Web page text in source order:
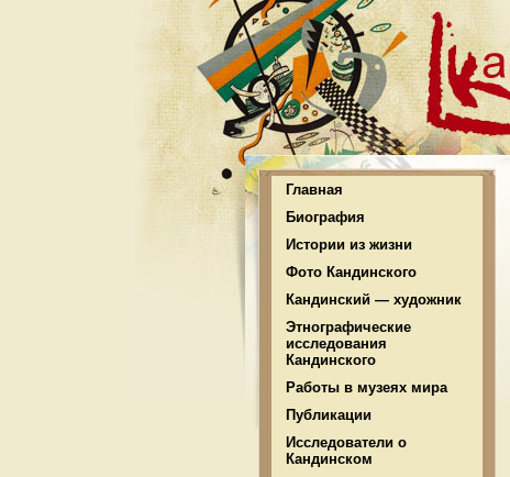
Главная
Биография
Истории из жизни
Фото Кандинского
Кандинский — художник
Этнографические
исследования
Кандинского
Работы в музеях мира
Публикации
Исследователи о
Кандинском